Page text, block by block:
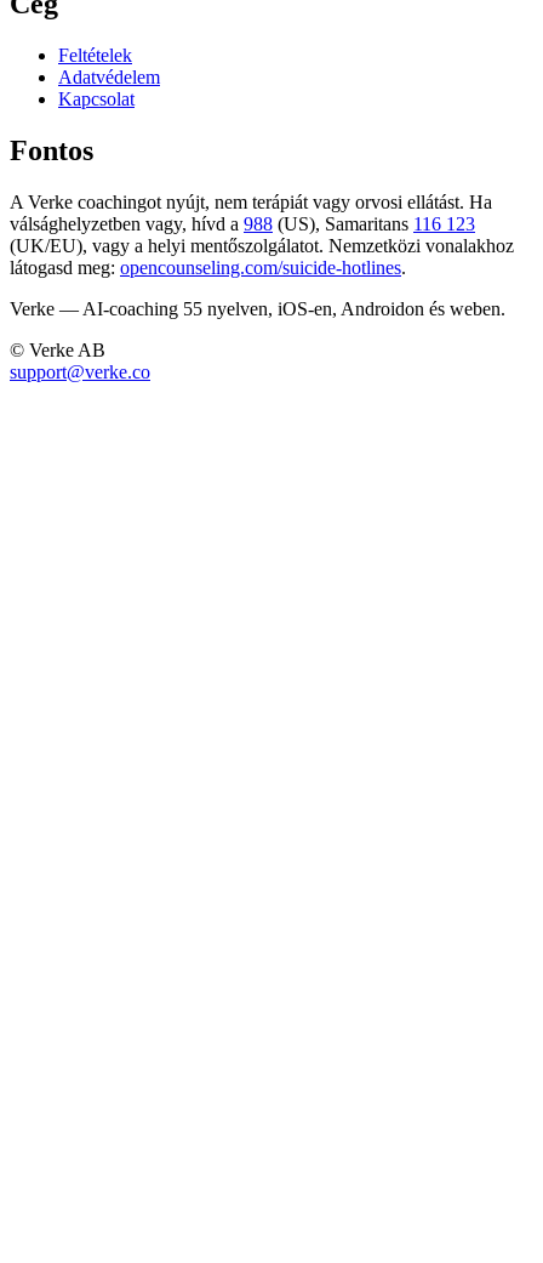
Feltételek
Adatvédelem
Kapcsolat
Fontos
A Verke coachingot nyújt, nem terápiát vagy orvosi ellátást. Ha
válsághelyzetben vagy, hívd a 988 (US), Samaritans 116 123
(UK/EU), vagy a helyi mentőszolgálatot. Nemzetközi vonalakhoz
látogasd meg: opencounseling.com/suicide-hotlines.
Verke — AI-coaching 55 nyelven, iOS-en, Androidon és weben.
© Verke AB
support@verke.co